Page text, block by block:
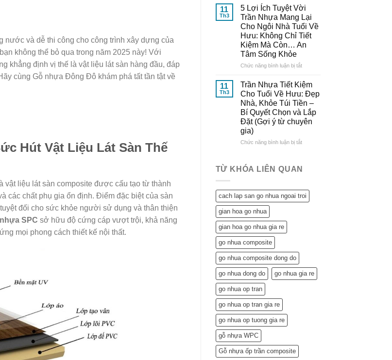
nước và dễ thi công cho công trình xây dựng của
không thể bỏ qua trong năm 2025 này! Với
khẳng định vị thế là vật liệu lát sàn hàng đầu, đáp
cùng Gỗ nhựa Đông Đô khám phá tất tần tật về
Hút Vật Liệu Lát Sàn Thế
vật liệu lát sàn composite được cấu tạo từ thành
các chất phụ gia ổn định. Điểm đặc biệt của sàn
đối cho sức khỏe người sử dụng và thân thiện
SPC sở hữu độ cứng cáp vượt trội, khả năng
mọi phong cách thiết kế nội thất.
Tuổi
Về
Hưu
Dễ
–
Hướng
Dẫn
Chi
Tiết
Đô
Nhựa
Tiết
Kiệm
Chi
Phí:
Giải
So
Sánh
Chi
Tiết
11
Th3
5 Lợi Ích Tuyệt Vời
Trần Nhựa Mang Lại
Cho Ngôi Nhà Tuổi Về
Hưu: Không Chỉ Tiết
Kiệm Mà Còn… An
Tâm Sống Khỏe
Chức năng bình luận bị tắtở
Lợi
Ích
Tuyệt
Vời
Trần
Nhựa
Tuổi
Hưu:
Không
Khỏe
11
Th3
Trần Nhựa Tiết Kiệm
Cho Tuổi Về Hưu: Đẹp
Nhà, Khỏe Túi Tiền –
Bí Quyết Chọn và Lắp
Đặt (Gợi ý từ chuyên
gia)
Chức năng bình luận bị tắtở
Tiết
Tuổi
Về
Quyết
Chọn
TỪ KHÓA LIÊN QUAN
cach lap san go nhua ngoai troi
gian hoa go nhua
gian hoa go nhua gia re
go nhua composite
go nhua composite dong do
go nhua dong do go nhua gia re
go nhua op tran
go nhua op tran gia re
go nhua op tuong gia re
gỗ nhựa WPC
Gỗ nhựa ốp trần composite